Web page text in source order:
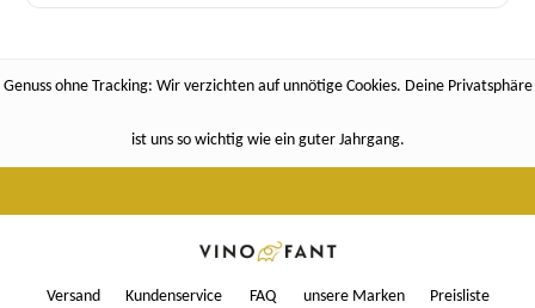
Genuss ohne Tracking: Wir verzichten auf unnötige Cookies. Deine Privatsphäre
ist uns so wichtig wie ein guter Jahrgang.
Versand Kundenservice FAQ unsere Marken
Preisliste